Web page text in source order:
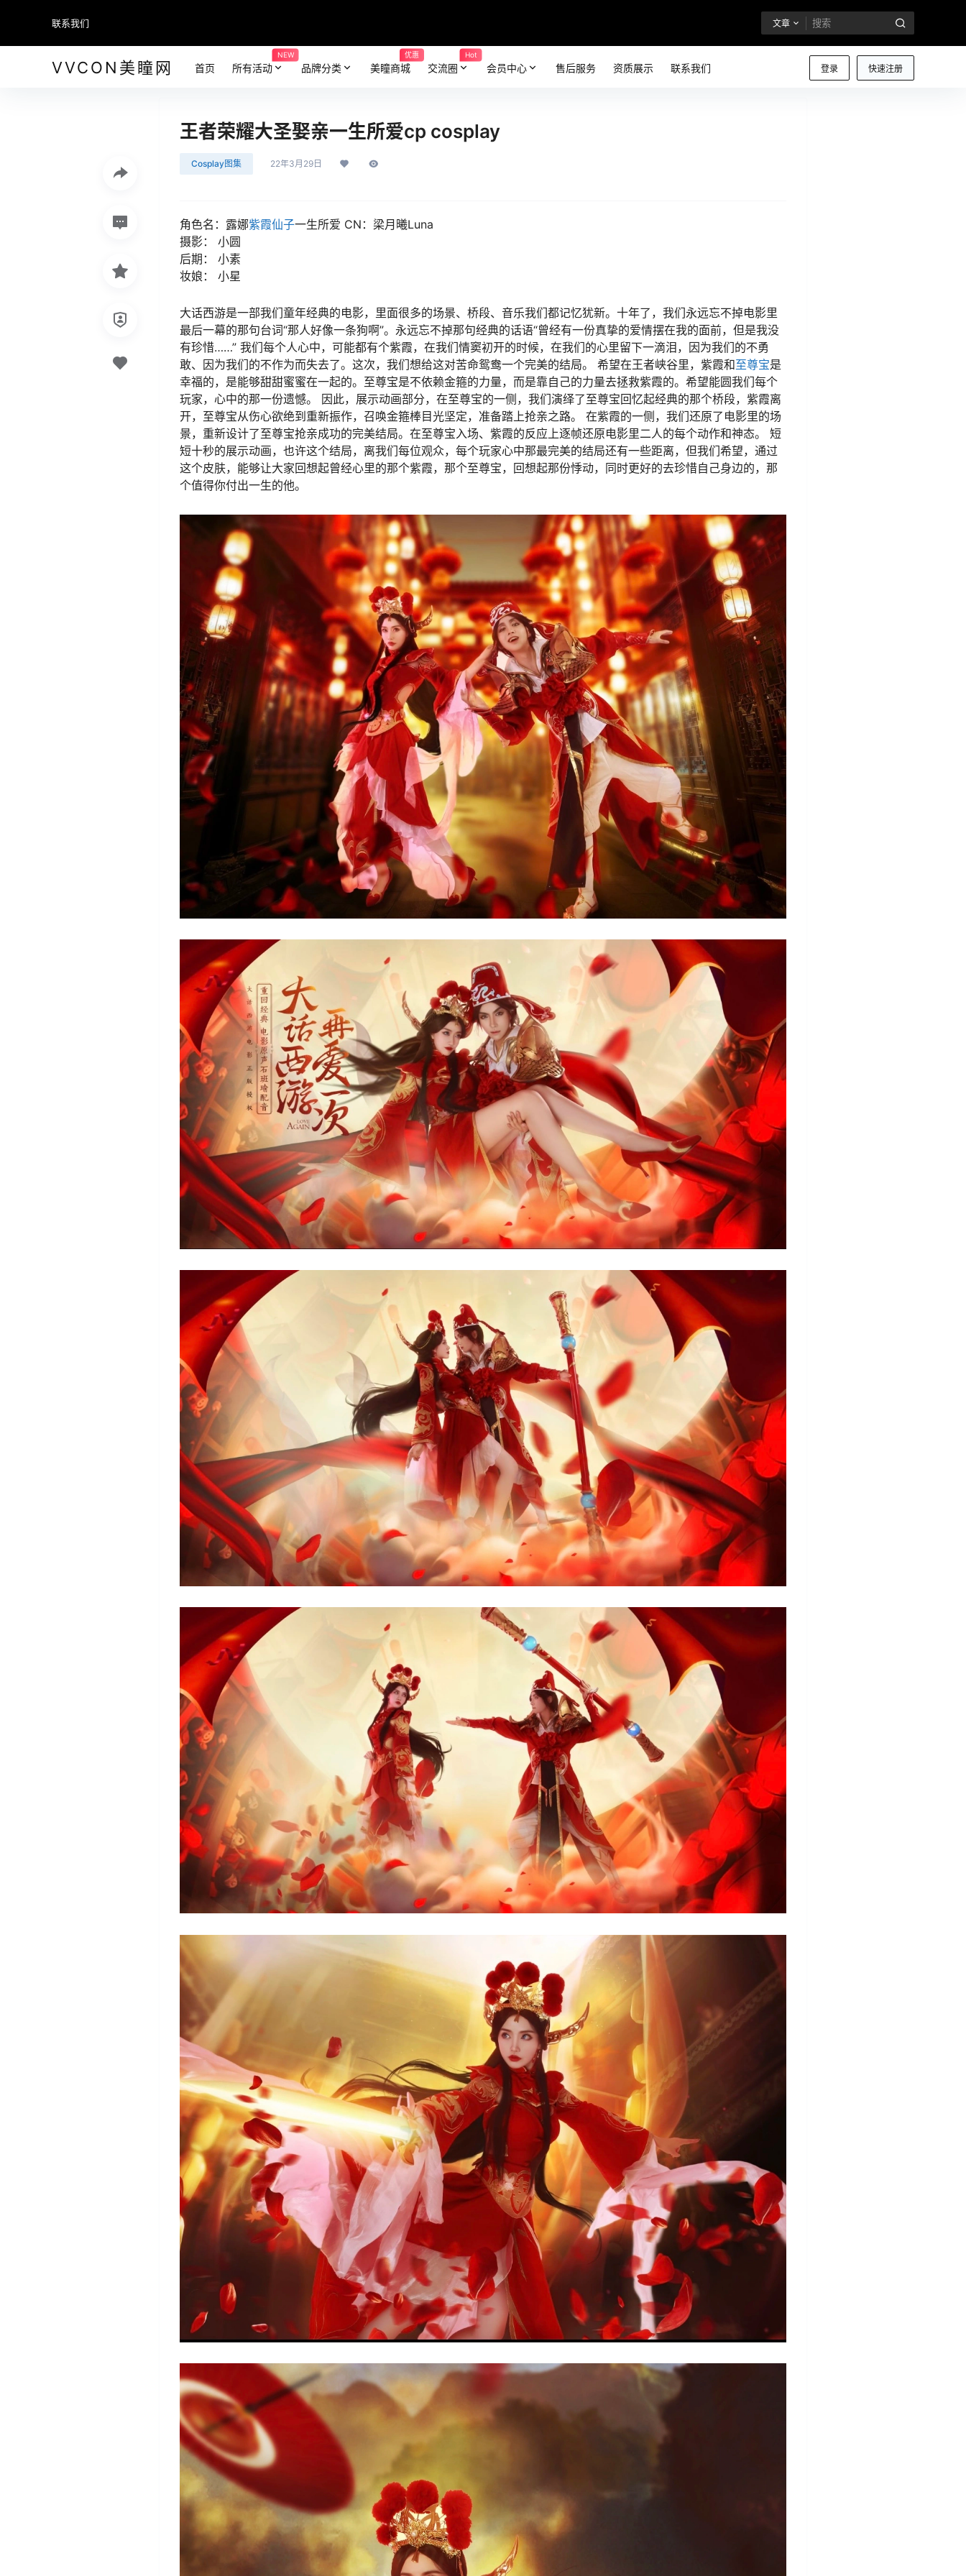
联系我们 文章
VVCON美瞳网 登录 快速注册
首页 所有活动
NEW
品牌分类 美瞳商城
优惠
交流圈
Hot
会员中心 售后服务 资质展示 联系我们
王者荣耀大圣娶亲一生所爱cp cosplay
Cosplay图集 22年3月29日
角色名：露娜紫霞仙子一生所爱 CN：梁月曦Luna
摄影： 小圆
后期： 小素
妆娘： 小星
大话西游是一部我们童年经典的电影，里面很多的场景、桥段、音乐我们都记忆犹新。十年了，我们永远忘不掉电影里
最后一幕的那句台词“那人好像一条狗啊”。永远忘不掉那句经典的话语“曾经有一份真挚的爱情摆在我的面前，但是我没
有珍惜……” 我们每个人心中，可能都有个紫霞，在我们情窦初开的时候，在我们的心里留下一滴泪，因为我们的不勇
敢、因为我们的不作为而失去了。这次，我们想给这对苦命鸳鸯一个完美的结局。 希望在王者峡谷里，紫霞和至尊宝是
幸福的，是能够甜甜蜜蜜在一起的。至尊宝是不依赖金箍的力量，而是靠自己的力量去拯救紫霞的。希望能圆我们每个
玩家，心中的那一份遗憾。 因此，展示动画部分，在至尊宝的一侧，我们演绎了至尊宝回忆起经典的那个桥段，紫霞离
开，至尊宝从伤心欲绝到重新振作，召唤金箍棒目光坚定，准备踏上抢亲之路。 在紫霞的一侧，我们还原了电影里的场
景，重新设计了至尊宝抢亲成功的完美结局。在至尊宝入场、紫霞的反应上逐帧还原电影里二人的每个动作和神态。 短
短十秒的展示动画，也许这个结局，离我们每位观众，每个玩家心中那最完美的结局还有一些距离，但我们希望，通过
这个皮肤，能够让大家回想起曾经心里的那个紫霞，那个至尊宝，回想起那份悸动，同时更好的去珍惜自己身边的，那
个值得你付出一生的他。